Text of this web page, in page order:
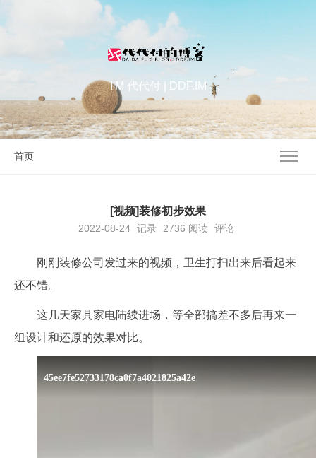
I'M 代代付 | DDF.IM
首页
[视频]装修初步效果
2022-08-24 记录 2736 阅读 评论
刚刚装修公司发过来的视频，卫生打扫出来后看起来
还不错。
这几天家具家电陆续进场，等全部搞差不多后再来一
组设计和还原的效果对比。